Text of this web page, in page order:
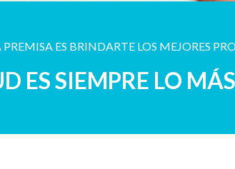
ES BRINDARTE LOS MEJORES
ES SIEMPRE LO